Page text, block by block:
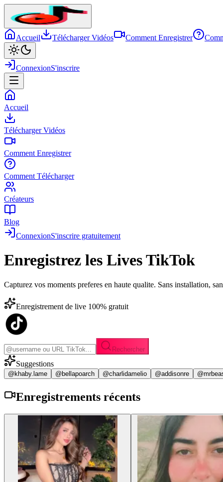
Accueil Télécharger Vidéos Comment Enregistrer
ConnexionS'inscrire
Accueil
Télécharger Vidéos
Comment Enregistrer
Comment Télécharger
Créateurs
Blog
ConnexionS'inscrire gratuitement
Enregistrez les Lives TikTok
Capturez vos moments preferes en haute qualite. Sans installation,
Enregistrement de live 100% gratuit
Rechercher
Suggestions
@khaby.lame @bellapoarch @charlidamelio @addisonre
Enregistrements récents